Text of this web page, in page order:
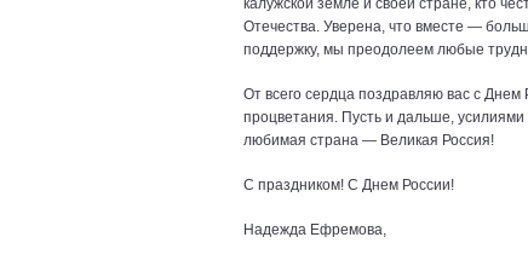
калужской земле и своей стране, кто
Отечества. Уверена, что вместе ―
поддержку, мы преодолеем любые
От всего сердца поздравляю вас с
процветания. Пусть и дальше, усилиями
любимая страна ― Великая Россия!
С праздником! С Днем России!
Надежда Ефремова,